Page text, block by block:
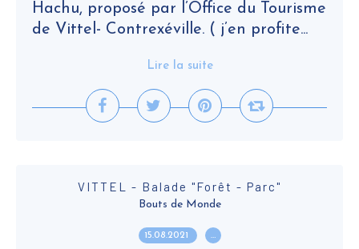
Hachu, proposé par l’Office du Tourisme
de Vittel- Contrexéville. ( j’en profite...
Lire la suite
VITTEL - Balade "Forêt - Parc"
Bouts de Monde
15.08.2021 …